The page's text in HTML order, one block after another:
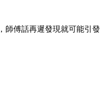
師傅話再遲發現就可能引發